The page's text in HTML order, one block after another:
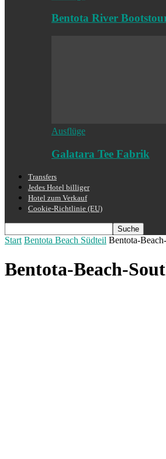
Bentota River
Ausflüge
Galatara Tee Fabrik
Transfers
Jedes Hotel billiger
Hotel zum Verkauf
Cookie-Richtlinie (EU)
Start Bentota Beach Südteil Bentota-
Bentota-Beach-